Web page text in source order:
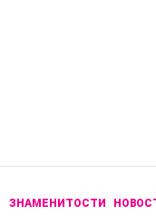
ЗНАМЕНИТОСТИ